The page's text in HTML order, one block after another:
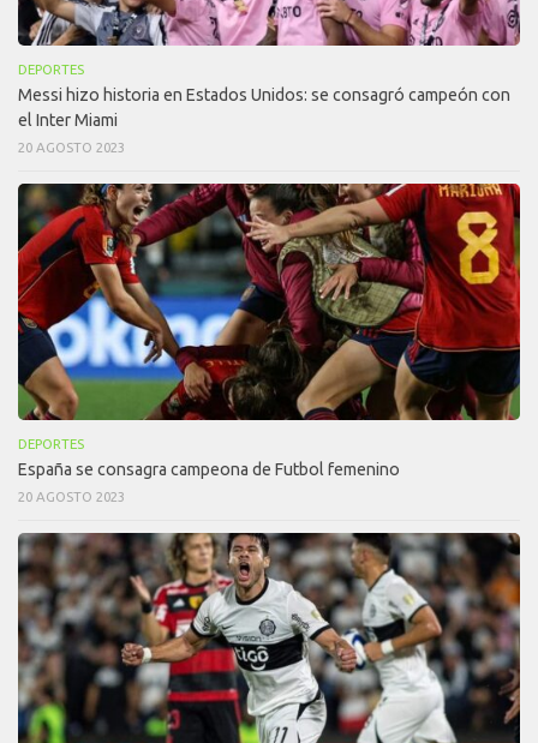
DEPORTES
Messi hizo historia en Estados Unidos: se consagró campeón con
el Inter Miami
20 AGOSTO 2023
DEPORTES
España se consagra campeona de Futbol femenino
20 AGOSTO 2023